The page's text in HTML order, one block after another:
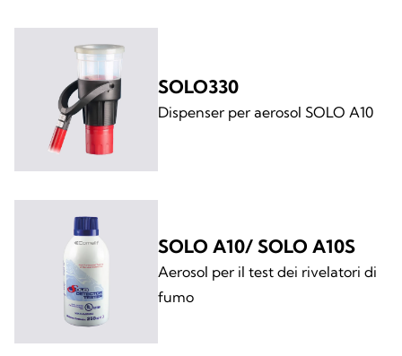
SOLO330
Dispenser per aerosol SOLO A10
SOLO A10/ SOLO A10S
Aerosol per il test dei rivelatori di
fumo